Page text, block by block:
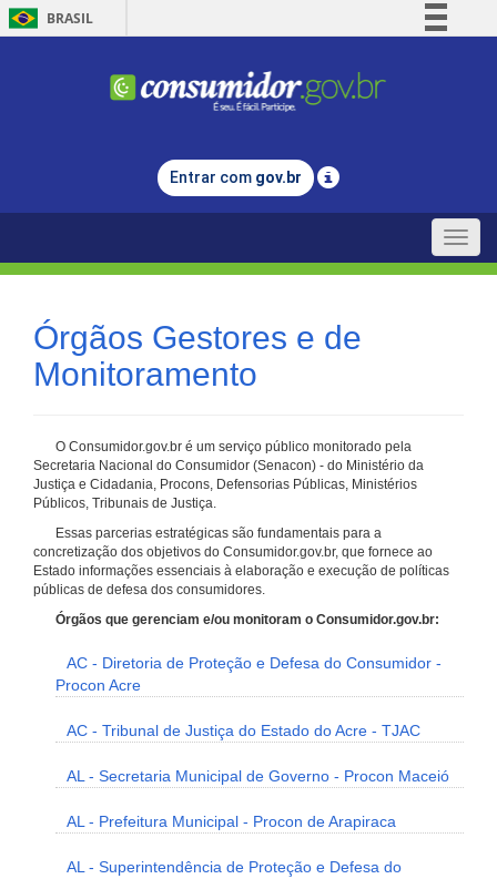
BRASIL
Comunica BR
Legislação
Entrar com gov.br
Toggle
Órgãos Gestores e de
Monitoramento
O Consumidor.gov.br é um serviço público monitorado pela
Secretaria Nacional do Consumidor (Senacon) - do Ministério da
Justiça e Cidadania, Procons, Defensorias Públicas, Ministérios
Públicos, Tribunais de Justiça.
Essas parcerias estratégicas são fundamentais para a
concretização dos objetivos do Consumidor.gov.br, que fornece ao
Estado informações essenciais à elaboração e execução de políticas
públicas de defesa dos consumidores.
Órgãos que gerenciam e/ou monitoram o Consumidor.gov.br:
AC - Diretoria de Proteção e Defesa do Consumidor -
Procon Acre
AC - Tribunal de Justiça do Estado do Acre - TJAC
AL - Secretaria Municipal de Governo - Procon Maceió
AL - Prefeitura Municipal - Procon de Arapiraca
AL - Superintendência de Proteção e Defesa do